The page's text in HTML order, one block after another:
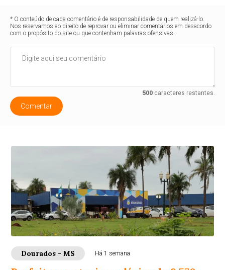
* O conteúdo de cada comentário é de responsabilidade de quem realizá-lo.
Nos reservamos ao direito de reprovar ou eliminar comentários em desacordo
com o propósito do site ou que contenham palavras ofensivas.
500caracteres restantes.
Comentar
Dourados - MS Há 1 semana